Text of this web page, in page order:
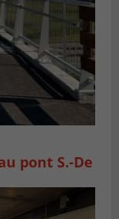
pont S.-De